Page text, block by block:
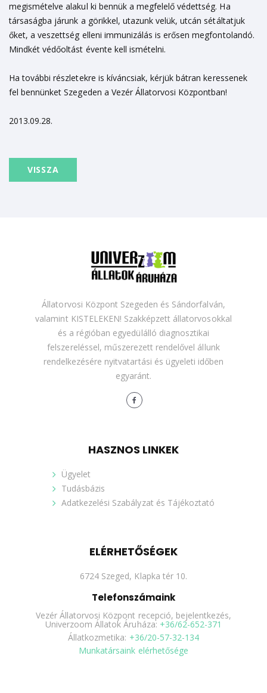
megismételve alakul ki bennük a megfelelő védettség. Ha
társaságba járunk a görikkel, utazunk velük, utcán sétáltatjuk
őket, a veszettség elleni immunizálás is erősen megfontolandó.
Mindkét védőoltást évente kell ismételni.
Ha további részletekre is kíváncsiak, kérjük bátran keressenek
fel bennünket Szegeden a Vezér Állatorvosi Központban!
2013.09.28.
VISSZA
Állatorvosi Központ Szegeden és Sándorfalván,
valamint KISTELEKEN! Szakképzett állatorvosokkal
és a régióban egyedülálló diagnosztikai
felszereléssel, műszerezett rendelővel állunk
rendelkezésére nyitvatartási és ügyeleti időben
egyaránt.
HASZNOS LINKEK
Ügyelet
Tudásbázis
Adatkezelési Szabályzat és Tájékoztató
ELÉRHETŐSÉGEK
6724 Szeged, Klapka tér 10.
Telefonszámaink
Vezér Állatorvosi Központ recepció, bejelentkezés,
Univerzoom Állatok Áruháza: +36/62-652-371
Állatkozmetika: +36/20-57-32-134
Munkatársaink elérhetősége